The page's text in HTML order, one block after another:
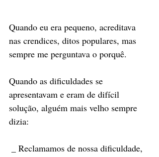
Quando eu era pequeno, acreditava
nas crendices, ditos populares, mas
sempre me perguntava o porquê.
Quando as dificuldades se
apresentavam e eram de difícil
solução, alguém mais velho sempre
dizia: